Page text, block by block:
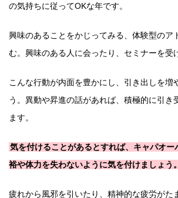
の気持ちに従ってOKな年です。
興味のあることをかじってみる、体験型のア
む。興味のある人に会ったり、セミナーを受
こんな行動が内面を豊かにし、引き出しを増
う。異動や昇進の話があれば、積極的に引き
ます。
気を付けることがあるとすれば、キャパオー
裕や体力を失わないように気を付けましょう。
疲れから風邪を引いたり、精神的な疲労がた